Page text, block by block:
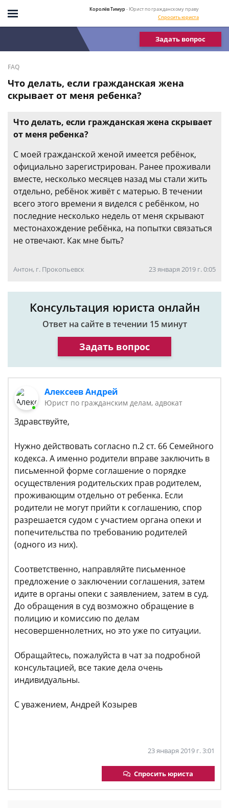
Королёв Тимур- Юрист по гражданскому праву
Спросить юриста
Задать вопрос
FAQ
Что делать, если гражданская жена
скрывает от меня ребенка?
Что делать, если гражданская жена скрывает
от меня ребенка?
С моей гражданской женой имеется ребёнок,
официально зарегистрирован. Ранее проживали
вместе, несколько месяцев назад мы стали жить
отдельно, ребёнок живёт с матерью. В течении
всего этого времени я виделся с ребёнком, но
последние несколько недель от меня скрывают
местонахождение ребёнка, на попытки связаться
не отвечают. Как мне быть?
Антон, г. Прокопьевск 23 января 2019 г. 0:05
Консультация юриста онлайн
Ответ на сайте в течении 15 минут
Задать вопрос
Алексеев Андрей
Юрист по гражданским делам, адвокат
Здравствуйте,
Нужно действовать согласно п.2 ст. 66 Семейного
кодекса. А именно родители вправе заключить в
письменной форме соглашение о порядке
осуществления родительских прав родителем,
проживающим отдельно от ребенка. Если
родители не могут прийти к соглашению, спор
разрешается судом с участием органа опеки и
попечительства по требованию родителей
(одного из них).
Соответственно, направляйте письменное
предложение о заключении соглашения, затем
идите в органы опеки с заявлением, затем в суд.
До обращения в суд возможно обращение в
полицию и комиссию по делам
несовершеннолетних, но это уже по ситуации.
Обращайтесь, пожалуйста в чат за подробной
консультацией, все такие дела очень
индивидуальны.
С уважением, Андрей Козырев
23 января 2019 г. 3:01
Спросить юриста